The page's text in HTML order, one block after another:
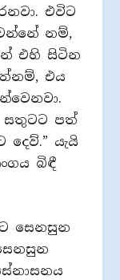
එවිට
නම්,
එහි සිටින
එය
සතුටට පත්
යැයි
බිඳී
සෙනසුන